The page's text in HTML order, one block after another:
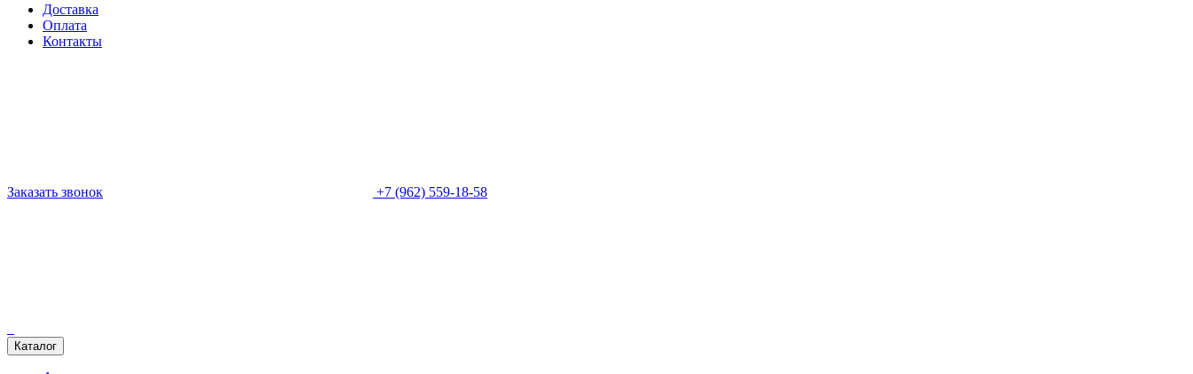
Доставка
Оплата
Контакты
Заказать звонок +7 (962) 559-18-58
Каталог